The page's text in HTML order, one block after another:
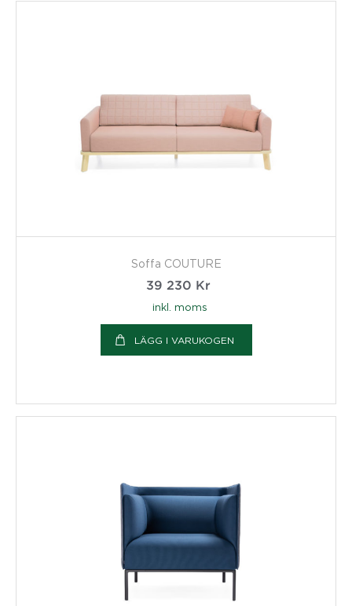
Soffa COUTURE
39 230 Kr
inkl. moms
LÄGG I VARUKOGEN